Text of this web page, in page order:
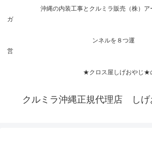
沖縄の内装工事とクルミラ販売（株）ア
ンネルを８つ運
★クロス屋しげおやじ★の動
クルミラ沖縄正規代理店 しげ